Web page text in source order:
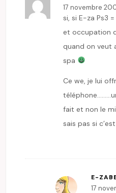
17 novembre
si, si E-za Ps3
et occupation
quand on veut
spa
Ce we, je lui
fait et non le
sais pas si
E-
17